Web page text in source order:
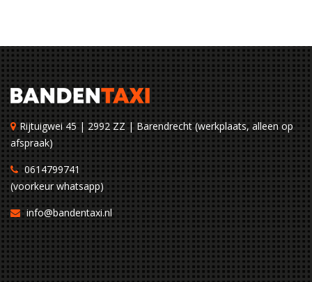
Rijtuigwei 45 | 2992 ZZ | Barendrecht (werkplaats, alleen op
afspraak)
0614799741
(voorkeur whatsapp)
info@bandentaxi.nl